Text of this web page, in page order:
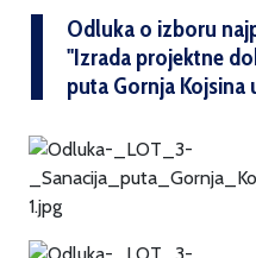
Odluka o izboru
''Izrada projektne
puta Gornja Kojsina